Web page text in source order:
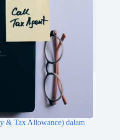
& Tax Allowance) dalam